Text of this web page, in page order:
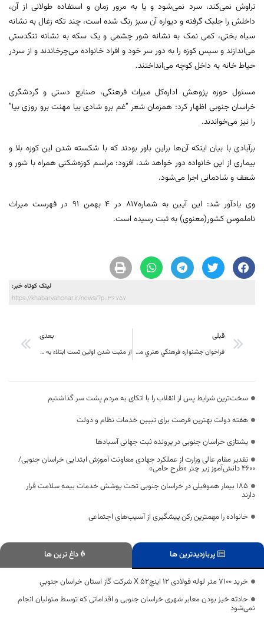
تراوش نمی‌کند، سرد نمی‌شود و یا به مرور زمان و استفاده طولانی از آن،
داخلش را جلبک گرفته و دیواره آن سبز رنگ شده است، چند تکه زغال به نشانه
سیاه بختی، کمی نمک به نشانه شور چشمی و یک سکه به نشانه تنگدستی
می‌اندازند و سپس کوزه را به دور سر خود و افراد خانواده می‌چرخاندند و از سردر
حیاط خانه به داخل کوچه می‌انداختند.
مسئول حوزه پژوهش اداره‌کل میراث فرهنگی، صنایع دستی و گردشگری
خراسان جنوبی اظهار کرد: همزمان شعر “غم برو شادی بیا مهنت برو روزی بیا”
را نیز می‌خواندند.
برآبادی با بیان اینکه آن‌ها براین باور بودند که با شکسته شدن این کوزه بلا و
بیماری از این خانواده دور خواهد شد، افزود: مراسم کوزه‌شکنی همراه با شور و
شعف و شادمانی اجرا می‌شود.
وی یادآور شد: این آیین به شماره817 در 4 بهمن 91 در فهرست میراث
ناملموس کشور(معنوی) به ثبت رسیده است.
لینک کوتاه خبر:
https://khabarvahonar.ir/news/?p=36757
قبلی
فراخوان جشنواره فرهنگي هنري مجازي دور از هم
بعدی
از مثبت شدن اولین تست ابتلاء به ویروس کرونا در شهرستان نهبندان خبر داد.
سخت‌ترین شرایط پس از انقلاب را با اتکای به مردم پشت سر گذاشتیم
هفته دولت بهترین فرصت برای تبیین خدمات نظام و دولت
یشتازی خراسان جنوبی در پرونده ثبت جهانی آسبادها
تقدیر مقام عالی وزارت از عملکرد جهادی معاونت آموزش ابتدایی خراسان جنوبی/
۴۶۰۰ دانش‌آموز زیر چتر «طرح حامی»
۱۸۵ بیمار هموفیلی در خراسان جنوبی تحت پوشش خدمات بیمه سلامت قرار
دارند
خانواده را مهمترین رکن پیشگیری از آسیب‌های اجتماعی
پربازدیدترین ها داغ ترین ها
خرید 7100 متر لوله فولادی 12 اینچ52 X شركت گاز استان خراسان جنوبي
حادثه خیز بودن معابر شهری خراسان جنوبی و اقداماتی که توسط متولیان انجام
نمی‌شود